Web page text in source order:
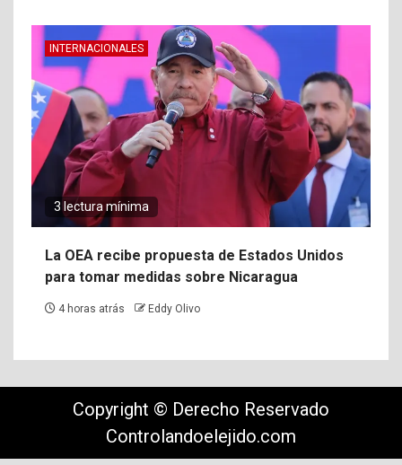
INTERNACIONALES
3 lectura mínima
La OEA recibe propuesta de Estados Unidos
para tomar medidas sobre Nicaragua
4 horas atrás Eddy Olivo
Copyright © Derecho Reservado
Controlandoelejido.com